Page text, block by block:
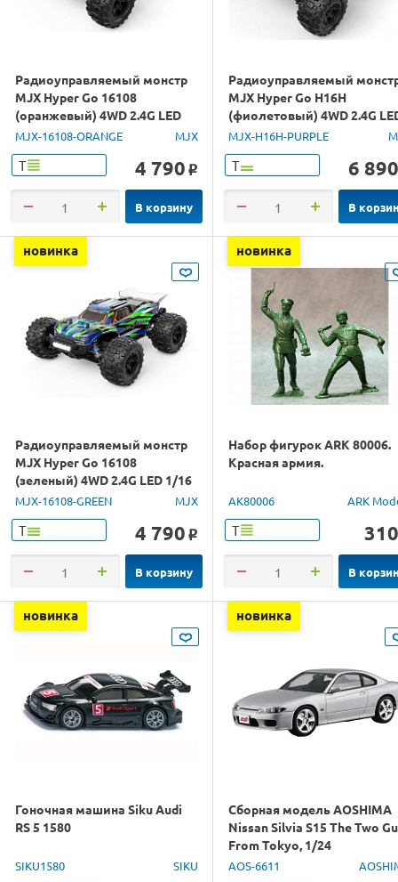
Радиоуправляемый монстр
MJX Hyper Go 16108
(оранжевый) 4WD 2.4G LED
1/16 RTR
MJX-16108-ORANGE MJX
Т 4 790 o
В корзину
Радиоуправляемый
MJX Hyper Go H16H
(фиолетовый) 4WD 2.4G
GPS 1/16 RTR
MJX-H16H-PURPLE
Т 6 890
В
новинка
Радиоуправляемый монстр
MJX Hyper Go 16108
(зеленый) 4WD 2.4G LED 1/16
RTR
MJX-16108-GREEN MJX
Т 4 790 o
В корзину
новинка
Набор фигурок ARK 80006.
Красная армия.
AK80006 ARK
Т 310
В
новинка
Гоночная машина Siku Audi
RS 5 1580
SIKU1580 SIKU
новинка
Сборная модель AOSHIMA
Nissan Silvia S15 The Two
From Tokyo, 1/24
AOS-6611